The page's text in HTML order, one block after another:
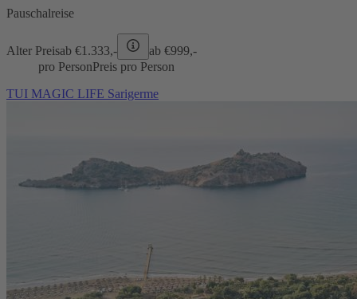
Pauschalreise
Alter Preisab €1.333,- ab €999,-
pro PersonPreis pro Person
TUI MAGIC LIFE Sarigerme